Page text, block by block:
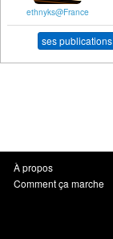
ethnyks@France
ses publications
À propos
Comment ça marche